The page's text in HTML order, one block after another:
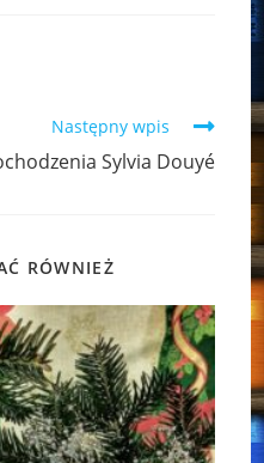
Następny wpis
Sylvia Douyé
RÓWNIEŻ